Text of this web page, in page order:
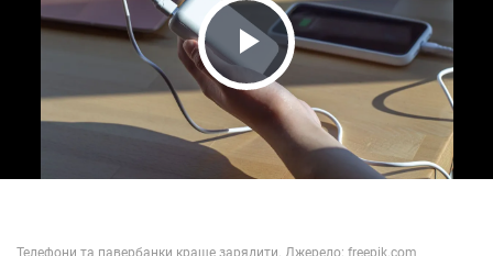
Play Video